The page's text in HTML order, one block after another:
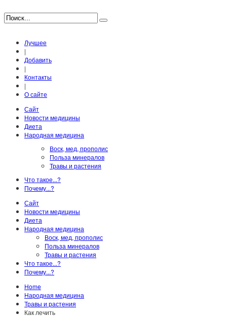
Лучшее
|
Добавить
|
Контакты
|
О сайте
Сайт
Новости медицины
Диета
Народная медицина
Воск, мед, прополис
Польза минералов
Травы и растения
Что такое...?
Почему...?
Сайт
Новости медицины
Диета
Народная медицина
Воск, мед, прополис
Польза минералов
Травы и растения
Что такое...?
Почему...?
Home
Народная медицина
Травы и растения
Как лечить